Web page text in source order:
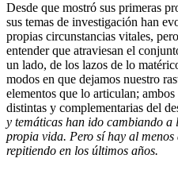
Desde que mostró sus primeras
sus temas de investigación han
propias circunstancias vitales,
entender que atraviesan el
un lado, de los lazos de lo
modos en que dejamos nuestro
elementos que lo articulan;
distintas y complementarias del
y temáticas han ido cambiando
propia vida. Pero sí hay al menos
repitiendo en los últimos años.